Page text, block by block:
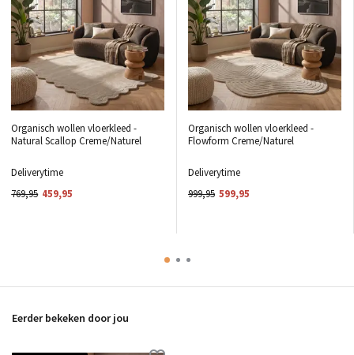
Organisch wollen vloerkleed -
Natural Scallop Creme/Naturel
Deliverytime
769,95 459,95
Organisch wollen vloerkleed -
Flowform Creme/Naturel
Deliverytime
999,95 599,95
Eerder bekeken door jou